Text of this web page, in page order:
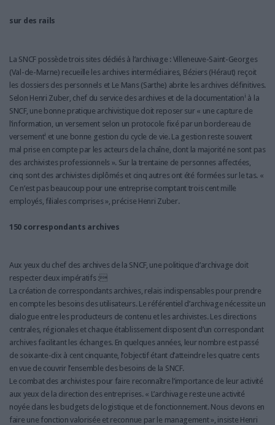
sur des rails
La SNCF possède trois sites dédiés à l’archivage : Villeneuve-Saint-Georges
(Val-de-Marne) recueille les archives intermédiaires, Béziers (Héraut) reçoit
les dossiers des personnels et Le Mans (Sarthe) abrite les archives définitives.
Selon Henri Zuber, chef du service des archives et de la documentationi à la
SNCF, une bonne pratique archivistique doit reposer sur « une capture de
l’information, un versement selon un protocole fixé par un bordereau de
versementi et une bonne gestion du cycle de vie. La gestion reste souvent
mal prise en compte par les acteurs de la chaîne, dont la majorité ne sont pas
des archivistes professionnels ». Sur la trentaine de personnes affectées,
cinq sont des archivistes diplômés et cinq autres ont été formées sur le tas. «
Ce n’est pas beaucoup pour une entreprise comptant trois cent mille
employés, filiales comprises », précise Henri Zuber.
150 correspondants archives
Aux yeux du chef des archives de la SNCF, une politique d’archivage doit
respecter deux impératifs :
La création de correspondants archives, relais indispensables pour prendre
en compte les besoins des utilisateurs. Le référentiel d’archivage nécessite un
dialogue entre les producteurs de contenu et les archivistes. Les directions
centrales, régionales et chaque établissement disposent d’un correspondant
archives facilitant les échanges. En quelques années, leur nombre est passé
de soixante-dix à cent cinquante, l’objectif étant d’atteindre les quatre cents
en vue de couvrir l’ensemble des besoins de la SNCF.
Le combat des archivistes pour faire reconnaître l’importance de leur activité
aux yeux de la direction des entreprises. « L’archivage reste une activité
noyée dans les budgets de logistique et de fonctionnement. Nous devons en
faire une fonction valorisée et reconnue par le management », insiste Henri